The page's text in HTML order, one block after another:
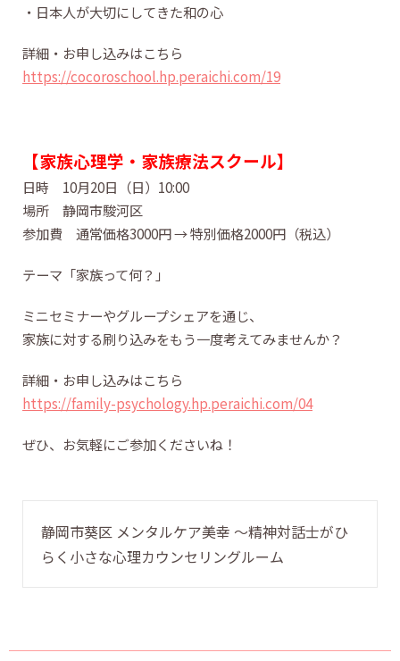
・日本人が大切にしてきた和の心
詳細・お申し込みはこちら
https://cocoroschool.hp.peraichi.com/19
【家族心理学・家族療法スクール】
日時 10月20日（日）10:00
場所 静岡市駿河区
参加費 通常価格3000円 → 特別価格2000円（税込）
テーマ「家族って何？」
ミニセミナーやグループシェアを通じ、
家族に対する刷り込みをもう一度考えてみませんか？
詳細・お申し込みはこちら
https://family-psychology.hp.peraichi.com/04
ぜひ、お気軽にご参加くださいね！
静岡市葵区 メンタルケア美幸 〜精神対話士がひ
らく小さな心理カウンセリングルーム